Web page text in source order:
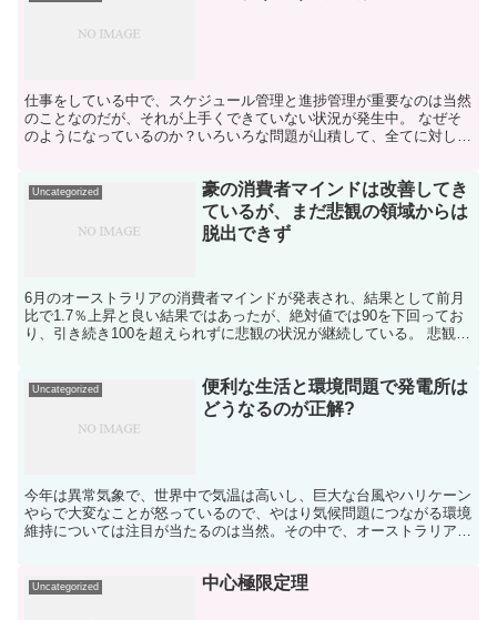
仕事をしている中で、スケジュール管理と進捗管理が重要なのは当然
のことなのだが、それが上手くできていない状況が発生中。 なぜそ
のようになっているのか？いろいろな問題が山積して、全てに対して
Uncategorized
豪の消費者マインドは改善してき
ているが、まだ悲観の領域からは
脱出できず
6月のオーストラリアの消費者マインドが発表され、結果として前月
比で1.7％上昇と良い結果ではあったが、絶対値では90を下回ってお
り、引き続き100を超えられずに悲観の状況が継続している。 悲観の
Uncategorized
便利な生活と環境問題で発電所は
どうなるのが正解?
今年は異常気象で、世界中で気温は高いし、巨大な台風やハリケーン
やらで大変なことが怒っているので、やはり気候問題につながる環境
維持については注目が当たるのは当然。その中で、オーストラリアは
Uncategorized 中心極限定理